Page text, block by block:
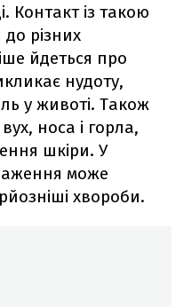
Контакт із такою
різних
йдеться про
нудоту,
у животі. Також
носа і горла,
шкіри. У
може
хвороби.